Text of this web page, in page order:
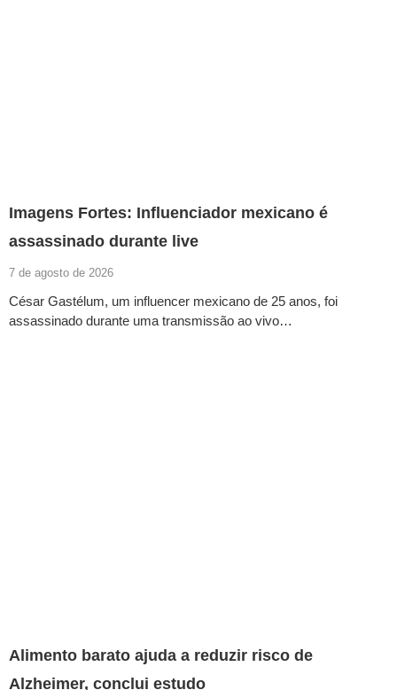
Imagens Fortes: Influenciador mexicano é
assassinado durante live
7 de agosto de 2026
César Gastélum, um influencer mexicano de 25 anos, foi
assassinado durante uma transmissão ao vivo…
Alimento barato ajuda a reduzir risco de
Alzheimer, conclui estudo